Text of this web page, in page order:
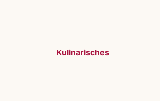
Kulinarisches